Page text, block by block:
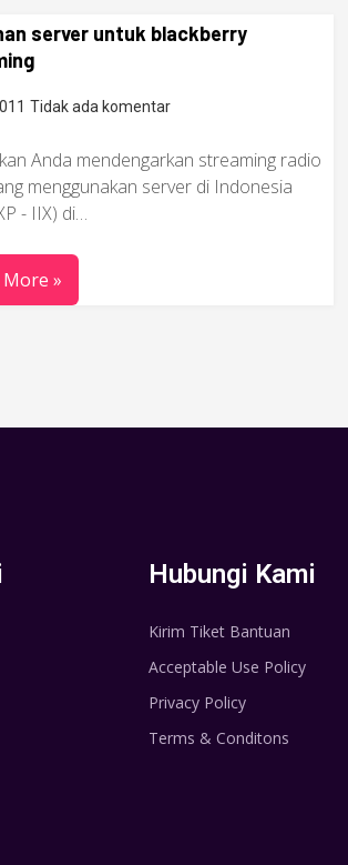
server untuk blackberry
Tidak ada komentar
Anda mendengarkan streaming radio
menggunakan server di Indonesia
- IIX) di…
More »
Hubungi Kami
Kirim Tiket Bantuan
Acceptable Use Policy
Privacy Policy
Terms & Conditons